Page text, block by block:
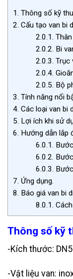
1. Thông số kỹ
2. Cấu tạo van bi
2.0.1. Thân
2.0.2. Bi
2.0.3. Trục
2.0.4.
2.0.5. Bộ
3. Tính năng nổi
4. Các loại van bi
5. Lợi ích khi sử
6. Hướng dẫn lắp
6.0.1.
6.0.2.
6.0.3.
7. Ứng dụng.
8. Báo giá van bi
8.0.1.
Thông số kỹ
-Kích thước:
-Vật liệu van: